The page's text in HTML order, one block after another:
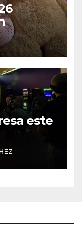
y
este